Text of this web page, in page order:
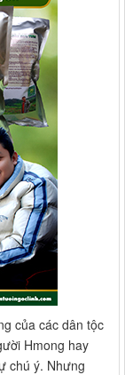
của các dân tộc
Hmong hay
chú ý. Nhưng